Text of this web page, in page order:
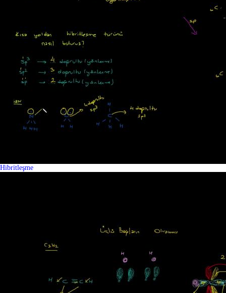
Hibritleşme